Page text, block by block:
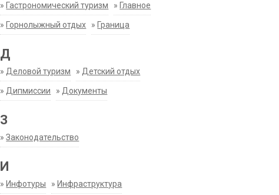
» Гастрономический туризм » Главное
» Горнолыжный отдых » Граница
Д
» Деловой туризм » Детский отдых
» Дипмиссии » Документы
З
»Законодательство
И
» Инфотуры » Инфраструктура